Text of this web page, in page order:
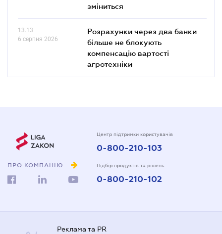
зміниться
13.13
6 серпня 2026
Розрахунки через два банки
більше не блокують
компенсацію вартості
агротехніки
ПРО КОМПАНІЮ
Центр підтримки користувачів
0-800-210-103
Підбір продуктів та рішень
0-800-210-102
Реклама та PR